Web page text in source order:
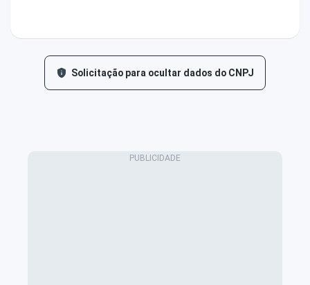
Solicitação para ocultar dados do CNPJ